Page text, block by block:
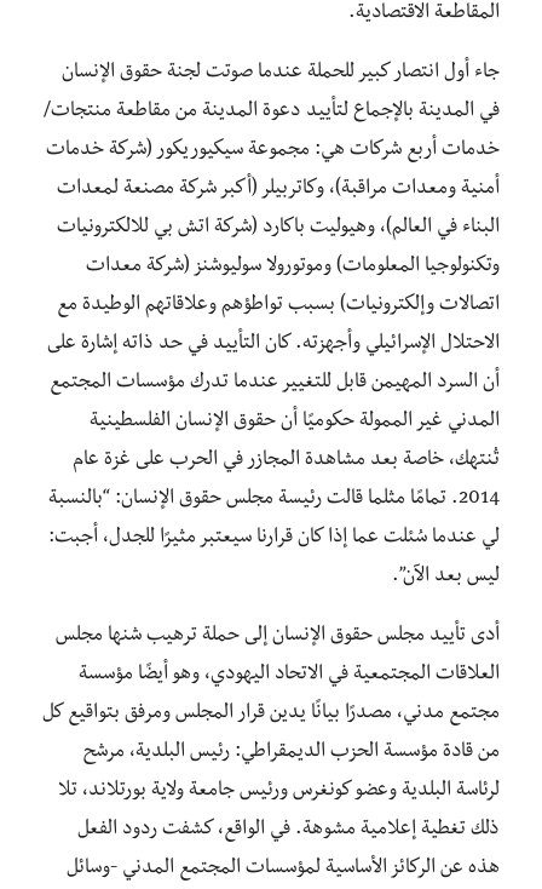
المقاطعة الاقتصادية.
جاء أول انتصار كبير للحملة عندما صوتت لجنة حقوق الإنسان
في المدينة بالإجماع لتأييد دعوة المدينة من مقاطعة منتجات/
خدمات أربع شركات هي: مجموعة سيكيوريكور (شركة خدمات
أمنية ومعدات مراقبة)، وكاتربيلر (أكبر شركة مصنعة لمعدات
البناء في العالم)، وهيوليت باكارد (شركة اتش بي للالكترونيات
وتكنولوجيا المعلومات) وموتورولا سوليوشنز (شركة معدات
اتصالات وإلكترونيات) بسبب تواطؤهم وعلاقاتهم الوطيدة مع
الاحتلال الإسرائيلي وأجهزته. كان التأييد في حد ذاته إشارة على
أن السرد المهيمن قابل للتغيير عندما تدرك مؤسسات المجتمع
المدني غير الممولة حكوميًا أن حقوق الإنسان الفلسطينية
تُنتهك، خاصة بعد مشاهدة المجازر في الحرب على غزة عام
2014. تمامًا مثلما قالت رئيسة مجلس حقوق الإنسان: “بالنسبة
لي عندما سُئلت عما إذا كان قرارنا سيعتبر مثيرًا للجدل، أجبت:
ليس بعد الآن”.
أدى تأييد مجلس حقوق الإنسان إلى حملة ترهيب شنها مجلس
العلاقات المجتمعية في الاتحاد اليهودي، وهو أيضًا مؤسسة
مجتمع مدني، مصدرًا بيانًا يدين قرار المجلس ومرفق بتواقيع كل
من قادة مؤسسة الحزب الديمقراطي: رئيس البلدية، مرشح
لرئاسة البلدية وعضو كونغرس ورئيس جامعة ولاية بورتلاند، تلا
ذلك تغطية إعلامية مشوهة. في الواقع، كشفت ردود الفعل
هذه عن الركائز الأساسية لمؤسسات المجتمع المدني -وسائل